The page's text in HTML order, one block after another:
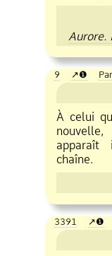
Aurore.
9 ❶
À celui
apparaît
chaîne.
3391 ❶